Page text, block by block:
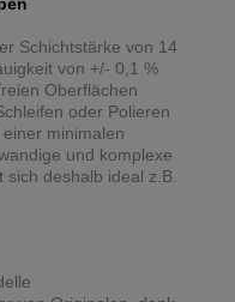
Schichtstärke von 14
von +/- 0,1 %
Oberflächen
oder Polieren
minimalen
und komplexe
deshalb ideal z.B.